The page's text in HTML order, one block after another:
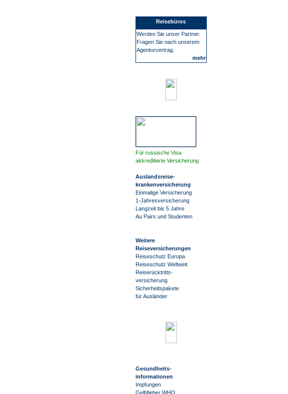
Reisebüros
Werden Sie unser Partner.
Fragen Sie nach unserem
Agenturvertrag.
mehr
Für russische Visa
akkreditierte Versicherung
Auslandsreise-
krankenversicherung
Einmalige Versicherung
1-Jahresversicherung
Langzeit bis 5 Jahre
Au Pairs und Studenten
Weitere
Reiseversicherungen
Reiseschutz Europa
Reiseschutz Weltweit
Reiserücktritts-
versicherung
Sicherheitspakete
für Ausländer
Gesundheits-
informationen
Impfungen
Gelbfieber WHO